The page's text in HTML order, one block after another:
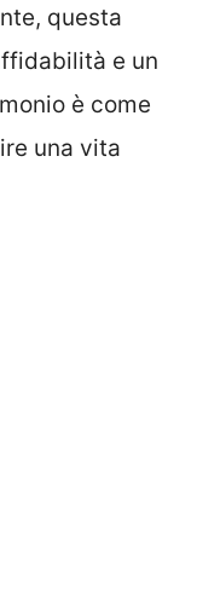
questa
e un
è come
una vita